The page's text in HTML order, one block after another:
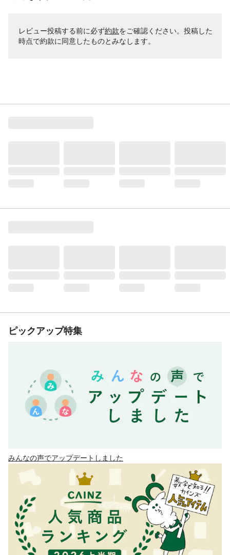
レビュー投稿する前に必ず約款をご確認ください。投稿した
時点で約款に同意したものとみなします。
ピックアップ特集
みんなの声でアップデートしました